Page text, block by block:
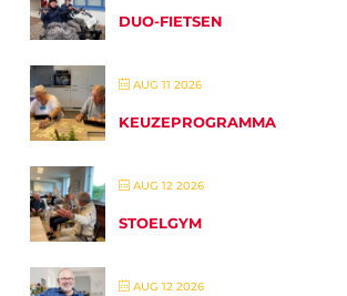
DUO-FIETSEN
AUG 11 2026
KEUZEPROGRAMMA
AUG 12 2026
STOELGYM
AUG 12 2026